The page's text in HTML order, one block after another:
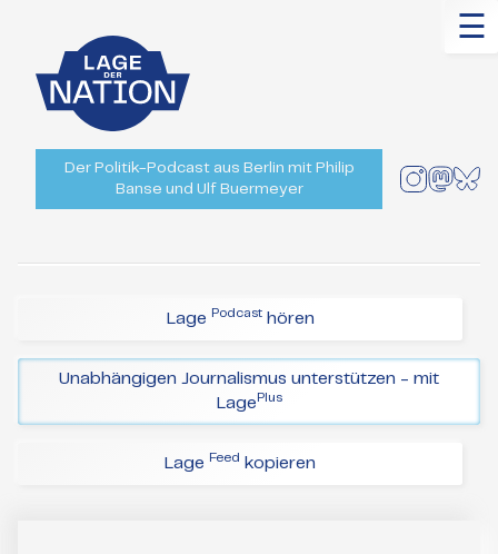
☰
Der Politik-Podcast aus Berlin mit Philip
Banse und Ulf Buermeyer
Lage Podcasthören
Unabhängigen Journalismus unterstützen - mit
Lage Plus
Lage Feed kopieren